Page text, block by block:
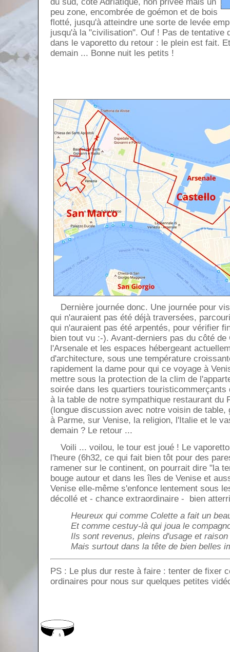
peu zone, encombrée de goémon et de bois
flotté, jusqu'à atteindre une sorte de levée
jusqu'à la "civilisation". Ouf ! Pas de tentative
dans le vaporetto du retour : le plein est fait.
demain ... Bonne nuit les petits !
Dernière journée donc. Une journée pour
qui n'auraient pas été déjà traversées,
qui n'auraient pas été arpentés, pour vérifier
bien tout vu :-). Avant-derniers pas du côté
l'Arsenale et les espaces hébergeant
d'architecture, sous une température
rapidement la dame pour qui ce voyage à
mettre sous la protection de la clim de
soirée dans les quartiers touristicommerçants
à la table de notre sympathique restaurant du
(longue discussion avec notre voisin de table,
à Parme, sur Venise, la religion, l'Italie et le
demain ? Le retour ...
Voili ... voilou, le tour est joué ! Le
l'heure (6h32, ce qui fait bien tôt pour des
ramener sur le continent, on pourrait dire "la
bouge autour et dans les îles de Venise et
Venise elle-même s'enfonce lentement sous
décollé et - chance extraordinaire - bien
Heureux qui comme Colette a fait un
Et comme cestuy-là qui joua le
Ils sont revenus, pleins d'usage et raison
Mais surtout dans la tête de bien belles
PS : Le plus dur reste à faire : tenter de fixer
ordinaires pour nous sur quelques petites